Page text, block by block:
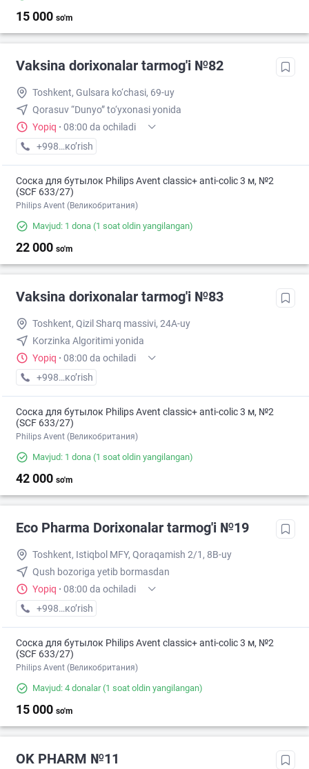
15 000 so'm
Vaksina dorixonalar tarmog'i №82
Toshkent, Gulsara ko‘chasi, 69-uy
Qorasuv “Dunyo” to‘yxonasi yonida
Yopiq · 08:00 da ochiladi
+998 (77) XXX-XX-XX
кo’rish
Соска для бутылок Philips Avent classic+ anti-colic 3 м, №2
(SCF 633/27)
Philips Avent (Великобритания)
Mavjud: 1 dona (1 soat oldin yangilangan)
22 000 so'm
Vaksina dorixonalar tarmog'i №83
Toshkent, Qizil Sharq massivi, 24A-uy
Korzinka Algoritimi yonida
Yopiq · 08:00 da ochiladi
+998 (77) XXX-XX-XX
кo’rish
Соска для бутылок Philips Avent classic+ anti-colic 3 м, №2
(SCF 633/27)
Philips Avent (Великобритания)
Mavjud: 1 dona (1 soat oldin yangilangan)
42 000 so'm
Eco Pharma Dorixonalar tarmog'i №19
Toshkent, Istiqbol MFY, Qoraqamish 2/1, 8B-uy
Qush bozoriga yetib bormasdan
Yopiq · 08:00 da ochiladi
+998 (55) XXX-XX-XX
кo’rish
Соска для бутылок Philips Avent classic+ anti-colic 3 м, №2
(SCF 633/27)
Philips Avent (Великобритания)
Mavjud: 4 donalar(1 soat oldin yangilangan)
15 000 so'm
OK PHARM №11